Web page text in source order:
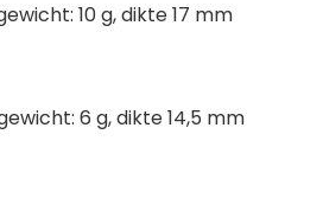
10 g, dikte 17 mm
6 g, dikte 14,5 mm